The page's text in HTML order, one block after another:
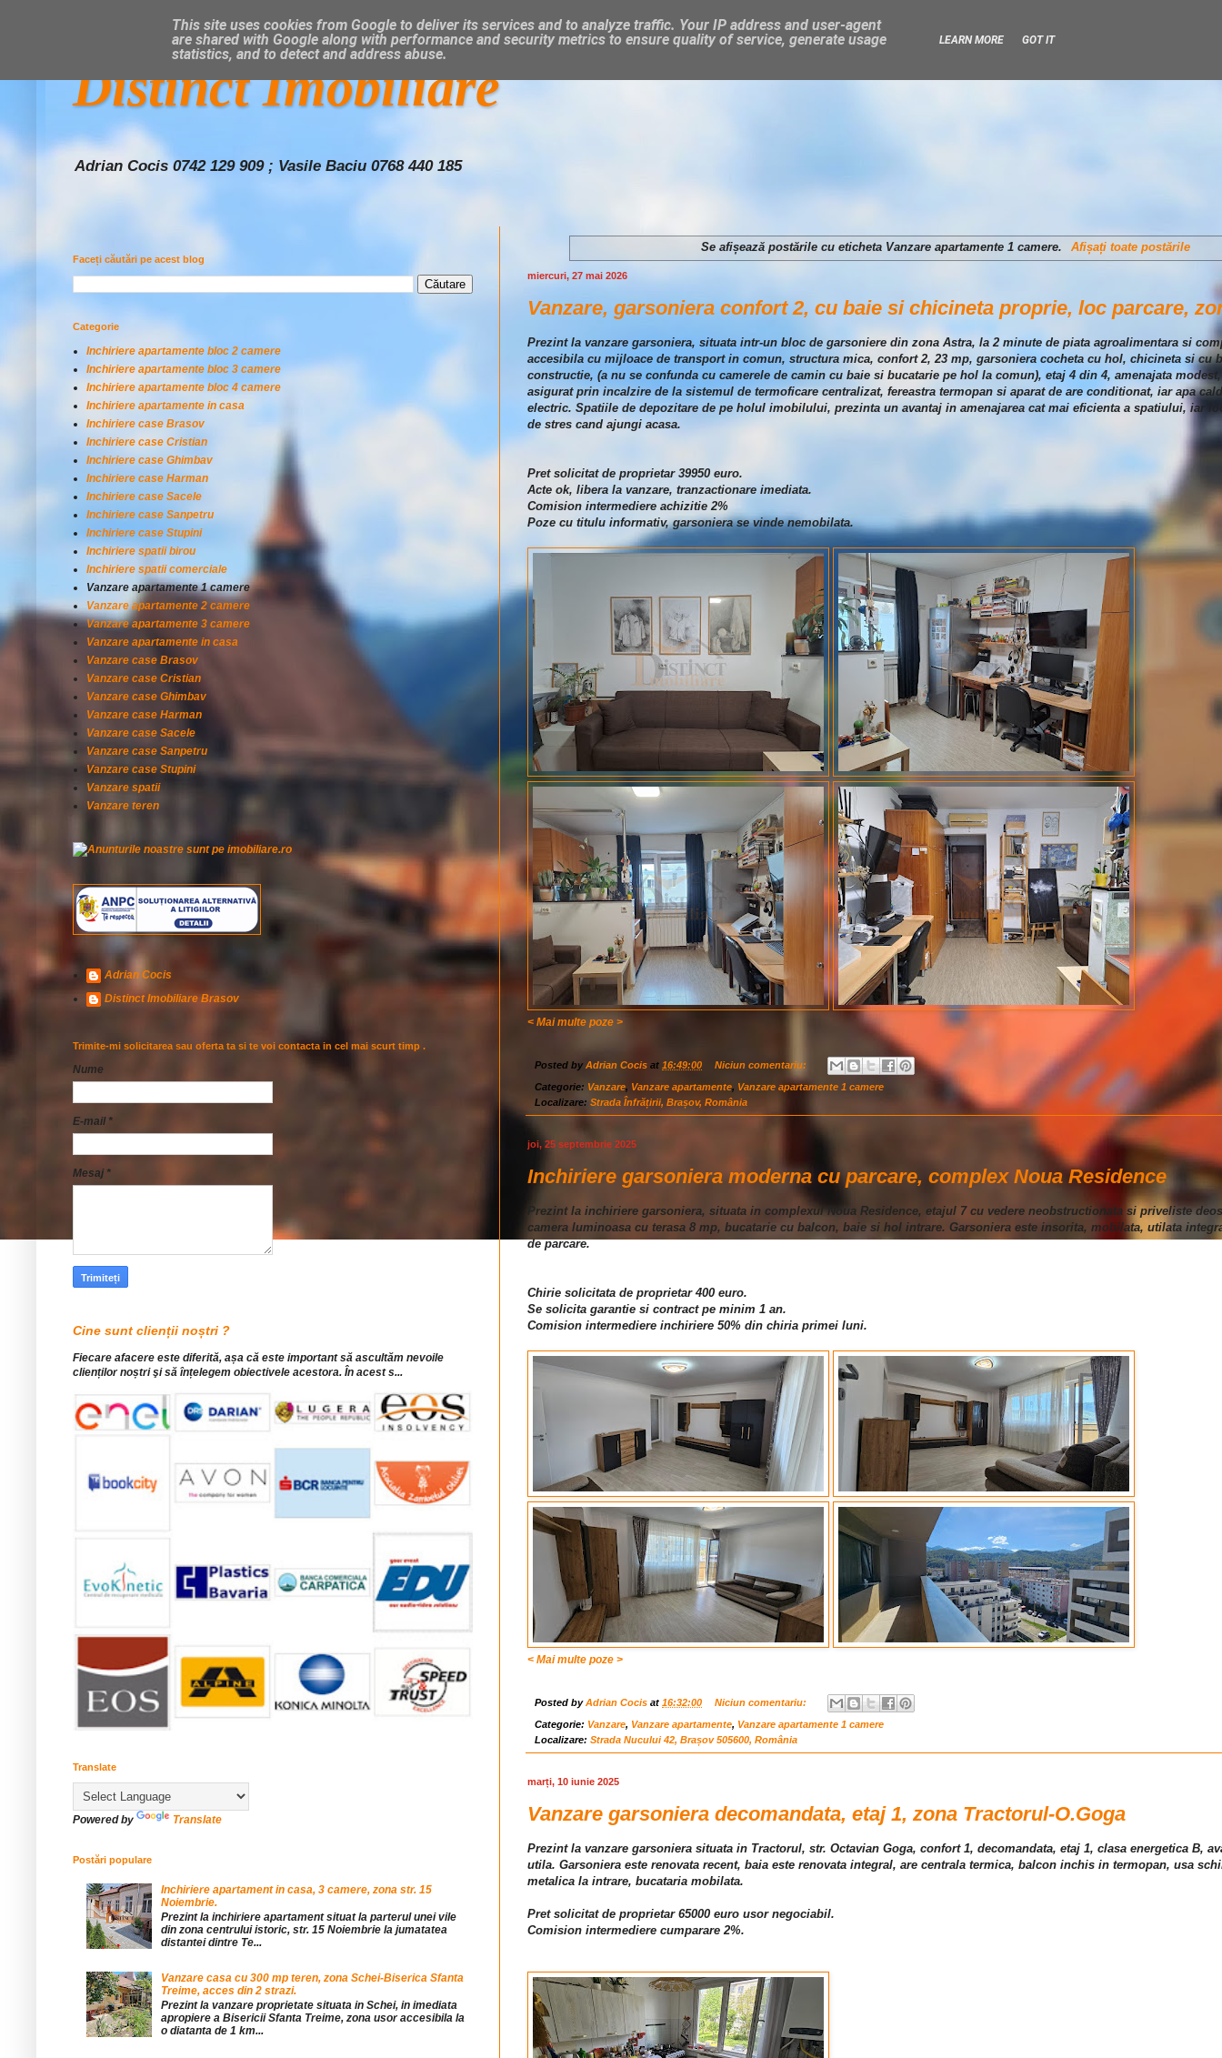
Distinct Imobiliare
Adrian Cocis 0742 129 909 ; Vasile Baciu 0768 440 185
Se afișează postările cu eticheta Vanzare apartamente 1 camere. Afișați toate postările
miercuri, 27 mai 2026
Vanzare, garsoniera confort 2, cu baie si chicineta proprie, loc parcare,
Prezint la vanzare garsoniera, situata intr-un bloc de garsoniere din zona Astra, la 2 minute de piata agroalimentara si
accesibila cu mijloace de transport in comun, structura mica, confort 2, 23 mp, garsoniera cocheta cu hol, chicineta si cu
constructie, (a nu se confunda cu camerele de camin cu baie si bucatarie pe hol la comun), etaj 4 din 4, amenajata
asigurat prin incalzire de la sistemul de termoficare centralizat, fereastra termopan si aparat de are conditionat, iar apa
electric. Spatiile de depozitare de pe holul imobilului, prezinta un avantaj in amenajarea cat mai eficienta a spatiului, iar
de stres cand ajungi acasa.
Pret solicitat de proprietar 39950 euro.
Acte ok, libera la vanzare, tranzactionare imediata.
Comision intermediere achizitie 2%
Poze cu titulu informativ, garsoniera se vinde nemobilata.
< Mai multe poze >
Posted by Adrian Cocis at 16:49:00 Niciun comentariu:
Categorie: Vanzare, Vanzare apartamente, Vanzare apartamente 1 camere
Localizare: Strada Înfrățirii, Brașov, România
joi, 25 septembrie 2025
Inchiriere garsoniera moderna cu parcare, complex Noua Residence
Prezint la inchiriere garsoniera, situata in complexul Noua Residence, etajul 7 cu vedere neobstructionata si priveliste
camera luminoasa cu terasa 8 mp, bucatarie cu balcon, baie si hol intrare. Garsoniera este insorita, mobilata, utilata
de parcare.
Chirie solicitata de proprietar 400 euro.
Se solicita garantie si contract pe minim 1 an.
Comision intermediere inchiriere 50% din chiria primei luni.
< Mai multe poze >
Posted byAdrian Cocis at 16:32:00 Niciun comentariu:
Categorie: Vanzare, Vanzare apartamente, Vanzare apartamente 1 camere
Localizare: Strada Nucului 42, Brașov 505600, România
marți, 10 iunie 2025
Vanzare garsoniera decomandata, etaj 1, zona Tractorul-O.Goga
Prezint la vanzare garsoniera situata in Tractorul, str. Octavian Goga, confort 1, decomandata, etaj 1, clasa energetica B,
utila. Garsoniera este renovata recent, baia este renovata integral, are centrala termica, balcon inchis in termopan, usa
metalica la intrare, bucataria mobilata.
Pret solicitat de proprietar 65000 euro usor negociabil.
Comision intermediere cumparare 2%.
Faceți căutări pe acest blog
Categorie
Inchiriere apartamente bloc 2 camere
Inchiriere apartamente bloc 3 camere
Inchiriere apartamente bloc 4 camere
Inchiriere apartamente in casa
Inchiriere case Brasov
Inchiriere case Cristian
Inchiriere case Ghimbav
Inchiriere case Harman
Inchiriere case Sacele
Inchiriere case Sanpetru
Inchiriere case Stupini
Inchiriere spatii birou
Inchiriere spatii comerciale
Vanzare apartamente 1 camere
Vanzare apartamente 2 camere
Vanzare apartamente 3 camere
Vanzare apartamente in casa
Vanzare case Brasov
Vanzare case Cristian
Vanzare case Ghimbav
Vanzare case Harman
Vanzare case Sacele
Vanzare case Sanpetru
Vanzare case Stupini
Vanzare spatii
Vanzare teren
Adrian Cocis
Distinct Imobiliare Brasov
Trimite-mi solicitarea sau oferta ta si te voi contacta in cel mai scurt timp .
Nume
E-mail *
Mesaj *
Cine sunt clienții noștri ?
Fiecare afacere este diferită, așa că este important să ascultăm nevoile
clienților noștri şi să înțelegem obiectivele acestora. În acest s...
Translate
Powered by Translate
Postări populare
Inchiriere apartament in casa, 3 camere, zona str. 15
Noiembrie.
Prezint la inchiriere apartament situat la parterul unei vile
din zona centrului istoric, str. 15 Noiembrie la jumatatea
distantei dintre Te...
Vanzare casa cu 300 mp teren, zona Schei-Biserica Sfanta
Treime, acces din 2 strazi.
Prezint la vanzare proprietate situata in Schei, in imediata
apropiere a Bisericii Sfanta Treime, zona usor accesibila la
o diatanta de 1 km...
This site uses cookies from Google to deliver its services and to analyze traffic. Your IP address and user-agent
are shared with Google along with performance and security metrics to ensure quality of service, generate usage
statistics, and to detect and address abuse.
LEARN MORE GOT IT